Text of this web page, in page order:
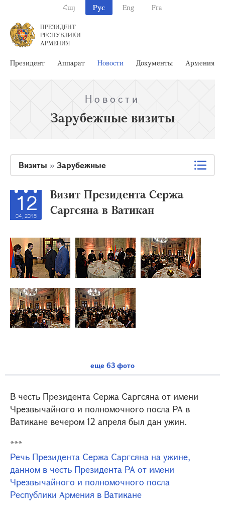
Հայ Рус Eng Fra
ПРЕЗИДЕНТ
РЕСПУБЛИКИ
АРМЕНИЯ
Президент Аппарат Новости Документы Армения
Новости
Зарубежные визиты
Визиты » Зарубежные
12
04, 2015
Визит Президента Сержа
Саргсяна в Ватикан
еще 63 фото
В честь Президента Сержа Саргсяна от имени
Чрезвычайного и полномочного посла РА в
Ватикане вечером 12 апреля был дан ужин.
***
Речь Президента Сержа Саргсяна на ужине,
данном в честь Президента РА от имени
Чрезвычайного и полномочного посла
Республики Армения в Ватикане